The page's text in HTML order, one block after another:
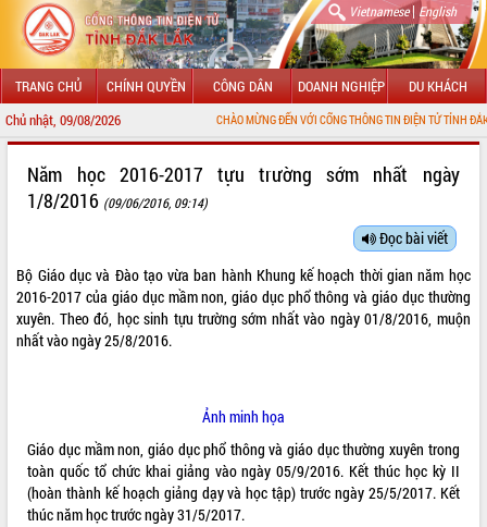
Vietnamese| English
TRANG CHỦ CHÍNH QUYỀN CÔNG DÂN DOANH NGHIỆP DU KHÁCH
Chủ nhật, 09/08/2026 CHÀO MỪNG ĐẾN VỚI CỔNG THÔNG TIN ĐIỆN TỬ TỈNH ĐẮK LẮK
LÃNH ĐẠO UBND TỈNH
SỞ, BAN, NGÀNH
UBND CÁC XÃ, PHƯỜNG
VĂN BẢN HĐND TỈNH
ĐIỂM TIN VĂN BẢN
Năm học 2016-2017 tựu trường sớm nhất ngày
1/8/2016 (09/06/2016, 09:14)
Đọc bài viết
Bộ Giáo dục và Đào tạo vừa ban hành Khung kế hoạch thời gian năm học
2016-2017 của giáo dục mầm non, giáo dục phổ thông và giáo dục thường
xuyên. Theo đó, học sinh tựu trường sớm nhất vào ngày 01/8/2016, muộn
nhất vào ngày 25/8/2016.
Ảnh minh họa
Giáo dục mầm non, giáo dục phổ thông và giáo dục thường xuyên trong
toàn quốc tổ chức khai giảng vào ngày 05/9/2016. Kết thúc học kỳ II
(hoàn thành kế hoạch giảng dạy và học tập) trước ngày 25/5/2017. Kết
thúc năm học trước ngày 31/5/2017.